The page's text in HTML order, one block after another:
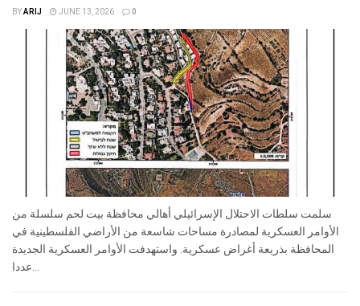
BYARIJ JUNE 13, 2026 0
سلمت سلطات الاحتلال الإسرائيلي أهالي محافظة بيت لحم سلسلة من
الأوامر العسكرية لمصادرة مساحات شاسعة من الأراضي الفلسطينية في
المحافظة بذريعة أغراض عسكرية. واستهدفت الأوامر العسكرية الجديدة